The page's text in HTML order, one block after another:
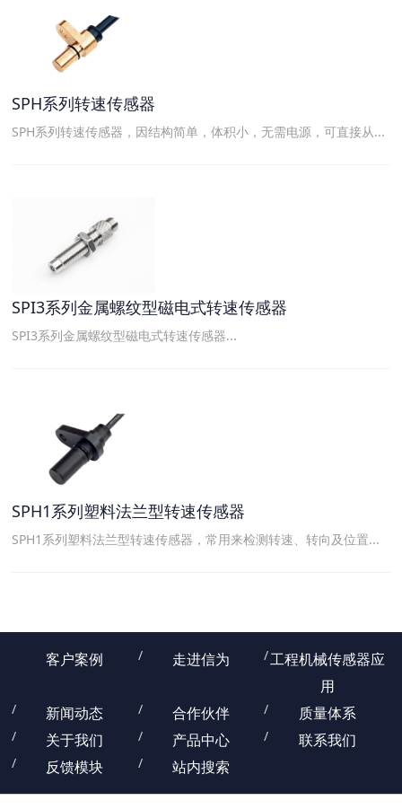
SPH系列转速传感器
SPH系列转速传感器，因结构简单，体积小，无需电源，可直接从...
SPI3系列金属螺纹型磁电式转速传感器
SPI3系列金属螺纹型磁电式转速传感器...
SPH1系列塑料法兰型转速传感器
SPH1系列塑料法兰型转速传感器，常用来检测转速、转向及位置...
客户案例 走进信为
工程机械传感器应
用
新闻动态
合作伙伴
质量体系
关于我们
产品中心
联系我们
反馈模块
站内搜索